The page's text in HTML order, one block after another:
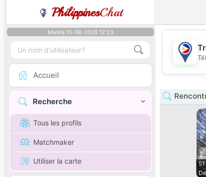
PhilippinesChat
Manila 10-08-2026 12:23
Accueil
Recherche
Tous les profils
Matchmaker
Utiliser la carte